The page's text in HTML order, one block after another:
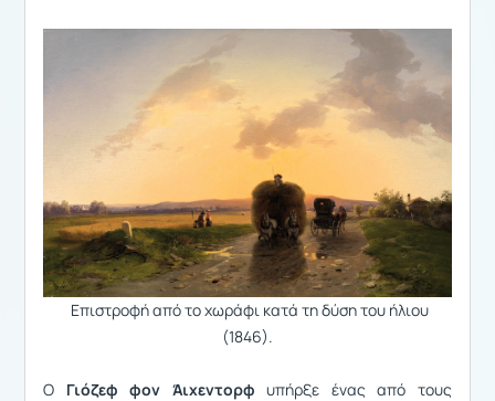
Επιστροφή από το χωράφι κατά τη δύση του ήλιου
(1846).
O Γιόζεφ φον Άιχεντορφ υπήρξε ένας από τους